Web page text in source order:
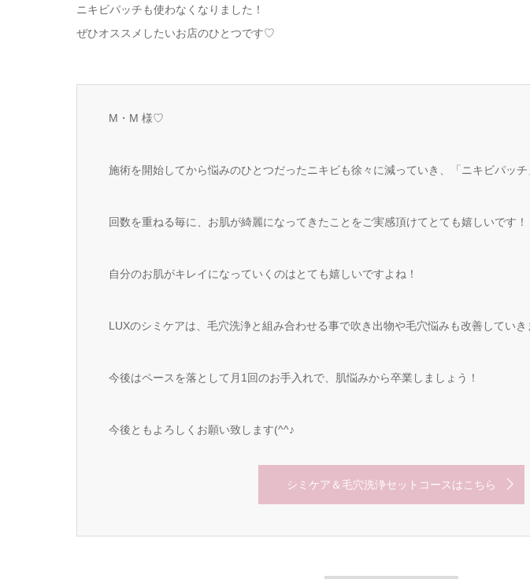
ニキビパッチも使わなくなりました！
ぜひオススメしたいお店のひとつです♡
M・M 様♡
施術を開始してから悩みのひとつだったニキビも徐々に減っていき、「ニキビパッチ
回数を重ねる毎に、お肌が綺麗になってきたことをご実感頂けてとても嬉しいです！
自分のお肌がキレイになっていくのはとても嬉しいですよね！
LUXのシミケアは、毛穴洗浄と組み合わせる事で吹き出物や毛穴悩みも改善してい
今後はペースを落として月1回のお手入れで、肌悩みから卒業しましょう！
今後ともよろしくお願い致します(^^♪
シミケア＆毛穴洗浄セットコースはこちら